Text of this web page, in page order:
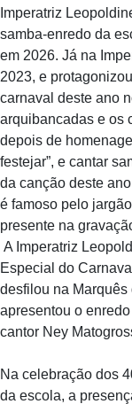
Imperatriz
samba-enredo da
em 2026. Já na
2023, e
carnaval deste ano
arquibancadas e os
depois de
festejar”, e cantar
da canção deste
é famoso pelo
presente na
A Imperatriz
Especial do
desfilou na
apresentou o
cantor Ney
Na celebração dos
da escola, a